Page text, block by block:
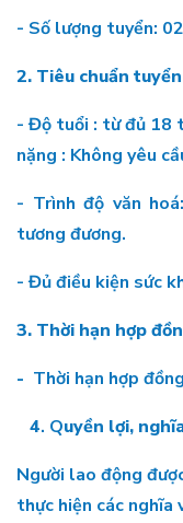
- Số lượng tuyển: 02
2. Tiêu chuẩn
- Độ tuổi : từ đủ 18
nặng : Không yêu
- Trình độ văn
tương đương.
- Đủ điều kiện sức
3. Thời hạn hợp
- Thời hạn hợp
4. Quyền lợi,
Người lao động
thực hiện các